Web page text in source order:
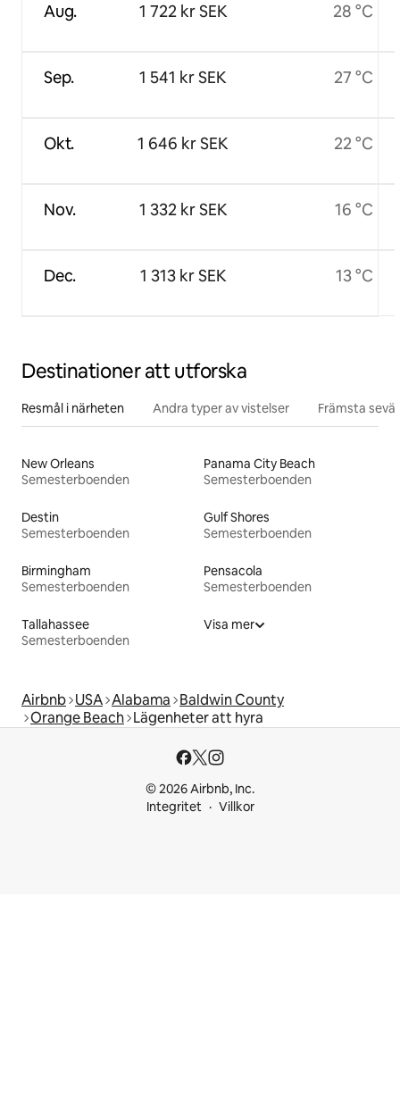
Aug.
Sep.
Okt.
Nov.
Dec.
1 722 kr SEK
1 541 kr SEK
1 646 kr SEK
1 332 kr SEK
1 313 kr SEK
28 °C
27 °C
22 °C
16 °C
13 °C
Destinationer att utforska
Resmål i närheten Andra typer av vistelser Främsta
New Orleans
Semesterboenden
Panama City Beach
Semesterboenden
Destin
Semesterboenden
Gulf Shores
Semesterboenden
Birmingham
Semesterboenden
Pensacola
Semesterboenden
Tallahassee
Semesterboenden
Visa mer
Airbnb USA Alabama Baldwin County
Orange Beach Lägenheter att hyra
© 2026 Airbnb, Inc.
Integritet
Villkor